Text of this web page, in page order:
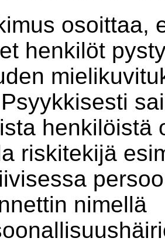
osoittaa,
henkilöt
henkilöistä
riskitekijä
nimellä